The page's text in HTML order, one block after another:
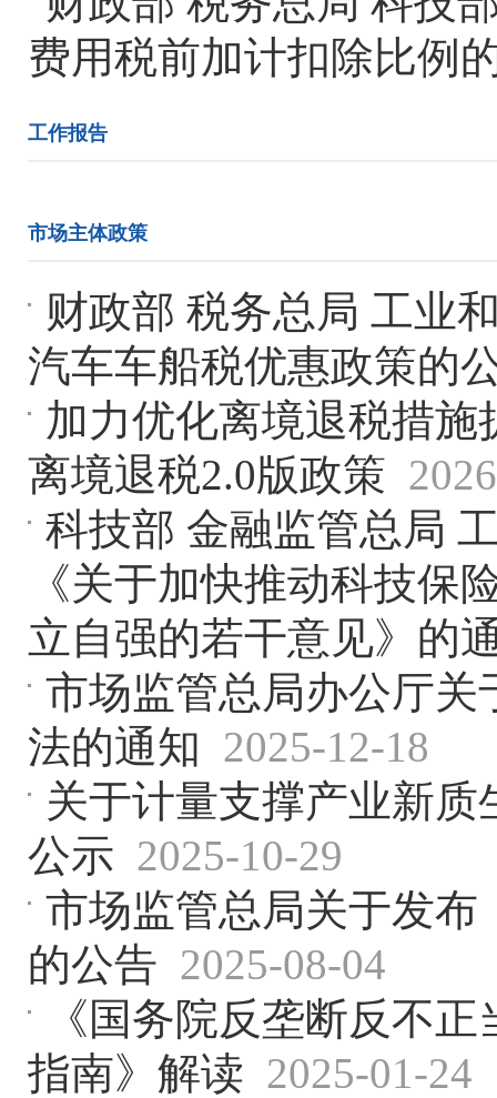
费用税前加计扣除比例
工作报告
市场主体政策
财政部 税务总局 工业
汽车车船税优惠政策的
加力优化离境退税措
离境退税2.0版政策
科技部 金融监管总局
《关于加快推动科技保
立自强的若干意见》的
市场监管总局办公厅
法的通知 2025-12-18
关于计量支撑产业新质
公示 2025-10-29
市场监管总局关于发
的公告 2025-08-04
《国务院反垄断反不
指南》解读 2025-01-24